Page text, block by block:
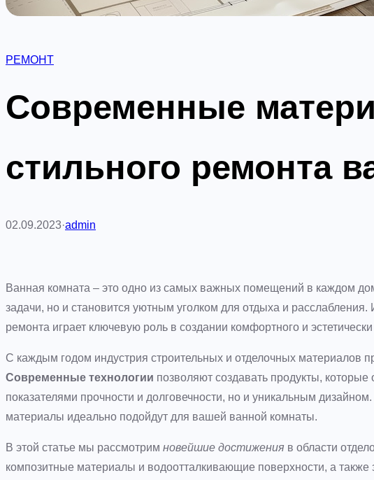
РЕМОНТ
Современные
стильного ремонта
02.09.2023·admin
Ванная комната – это одно из самых важных помещений в каждом
задачи, но и становится уютным уголком для отдыха и
ремонта играет ключевую роль в создании комфортного и
С каждым годом индустрия строительных и отделочных материалов
Современные технологии позволяют создавать продукты,
показателями прочности и долговечности, но и уникальным
материалы идеально подойдут для вашей ванной комнаты.
В этой статье мы рассмотрим новейшие достижения в области
композитные материалы и водоотталкивающие поверхности, а